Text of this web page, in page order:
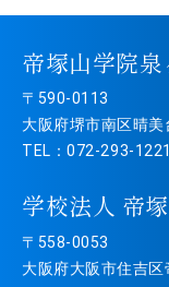
帝塚山学院
〒590-0113
大阪府堺市南区晴
TEL：072-293-
学校法人 帝
〒558-0053
大阪府大阪市住吉